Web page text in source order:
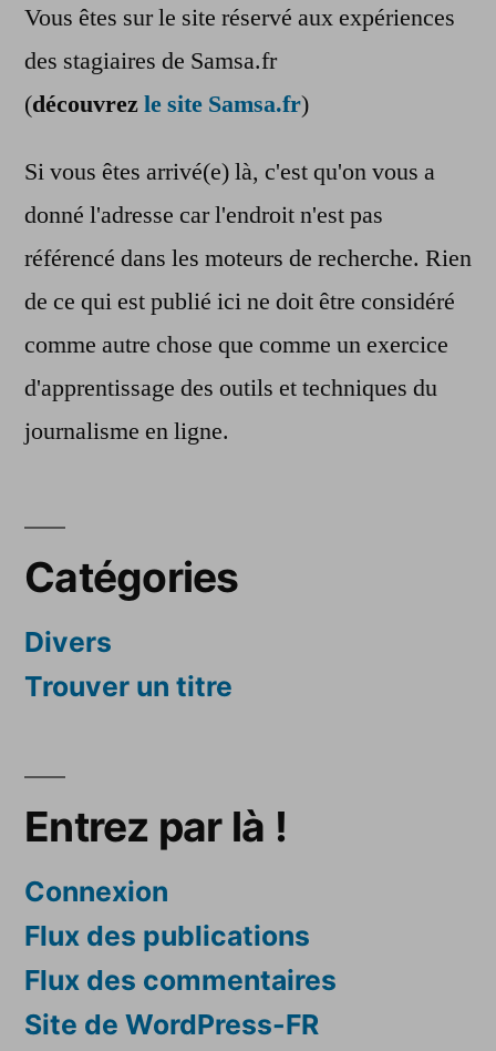
Vous êtes sur le site réservé aux expériences
des stagiaires de Samsa.fr
(découvrezle site Samsa.fr)
Si vous êtes arrivé(e) là, c'est qu'on vous a
donné l'adresse car l'endroit n'est pas
référencé dans les moteurs de recherche. Rien
de ce qui est publié ici ne doit être considéré
comme autre chose que comme un exercice
d'apprentissage des outils et techniques du
journalisme en ligne.
Catégories
Divers
Trouver un titre
Entrez par là !
Connexion
Flux des publications
Flux des commentaires
Site de WordPress-FR